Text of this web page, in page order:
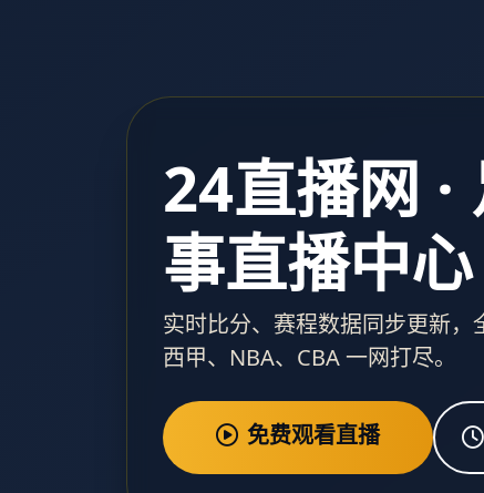
24直播网
事直播中心
实时比分、赛程数据同步更新，
西甲、NBA、CBA 一网打尽。
免费观看直播